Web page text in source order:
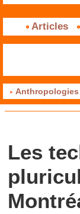
Articles
Anthropologies
Les